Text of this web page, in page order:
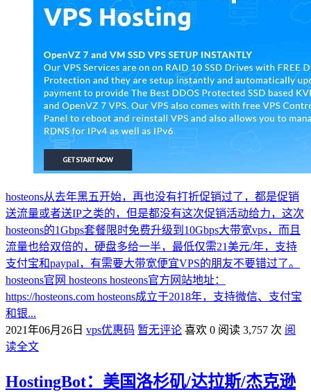
hosteons从去年黑五开始，再也没有打折促销过了，都是促销
送流量或者送IP之类的，但是都没有这次促销活动给力，这次
hosteons的1Gbps套餐限时免费升级到10Gbps大带宽vps，而且
流量也给双倍的，硬盘多给一半，最低仅需21美元/年，支持
支付宝和paypal，有需要大带宽便宜VPS的朋友不要错过了。
hosteons官网 hosteons hosteons官方网站地址：
https://hosteons.com hosteons成立于2018年，支持微信、支付宝
和银...
2021年06月26日 vps优惠码 暂无评论 喜欢 0 阅读 3,757 次 阅
读全文
HostingBot：美国洛杉矶/达拉斯/杰克逊